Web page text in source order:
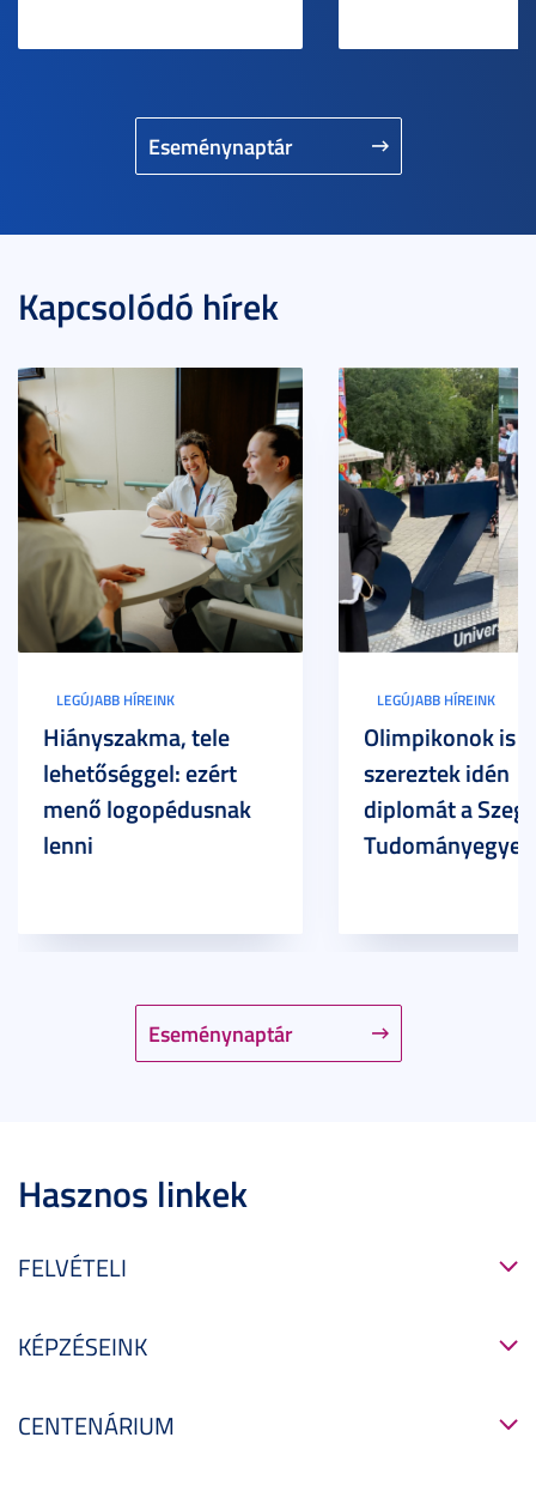
Eseménynaptár
Kapcsolódó hírek
Eseménynaptár
LEGÚJABB HÍREINK
Hiányszakma, tele
lehetőséggel: ezért
menő logopédusnak
lenni
LEGÚJABB HÍREINK
Olimpikonok is
szereztek idén
diplomát a
Hasznos linkek
FELVÉTELI
KÉPZÉSEINK
CENTENÁRIUM